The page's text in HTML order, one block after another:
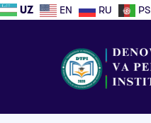
UZ EN RU PS